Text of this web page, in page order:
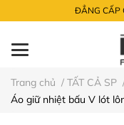
ĐẲNG CẤP
Trang chủ / TẤT CẢ SP
Áo giữ nhiệt bấu V lót